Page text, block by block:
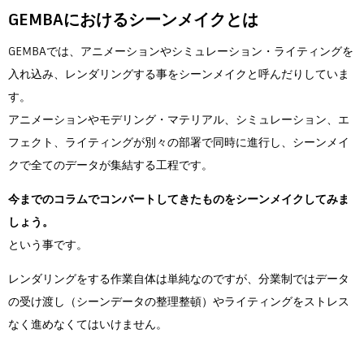
GEMBAにおけるシーンメイクとは
GEMBAでは、アニメーションやシミュレーション・ライティングを
入れ込み、レンダリングする事をシーンメイクと呼んだりしていま
す。
アニメーションやモデリング・マテリアル、シミュレーション、エ
フェクト、ライティングが別々の部署で同時に進行し、シーンメイ
クで全てのデータが集結する工程です。
今までのコラムでコンバートしてきたものをシーンメイクしてみま
しょう。
という事です。
レンダリングをする作業自体は単純なのですが、分業制ではデータ
の受け渡し（シーンデータの整理整頓）やライティングをストレス
なく進めなくてはいけません。